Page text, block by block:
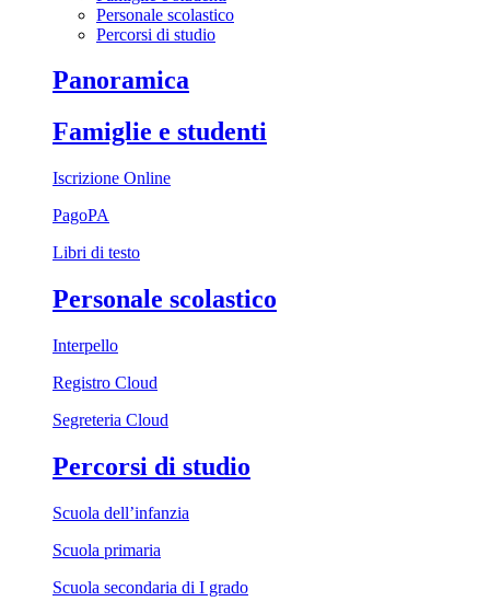
Personale scolastico
Percorsi di studio
Panoramica
Famiglie e studenti
Iscrizione Online
PagoPA
Libri di testo
Personale scolastico
Interpello
Registro Cloud
Segreteria Cloud
Percorsi di studio
Scuola dell’infanzia
Scuola primaria
Scuola secondaria di I grado